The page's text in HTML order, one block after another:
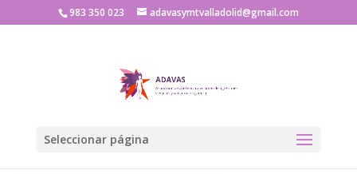
983 350 023 adavasymtvalladolid@gmail.com
Seleccionar página